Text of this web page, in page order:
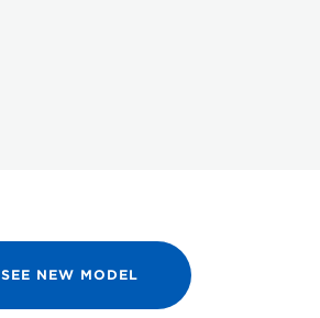
SEE NEW MODEL